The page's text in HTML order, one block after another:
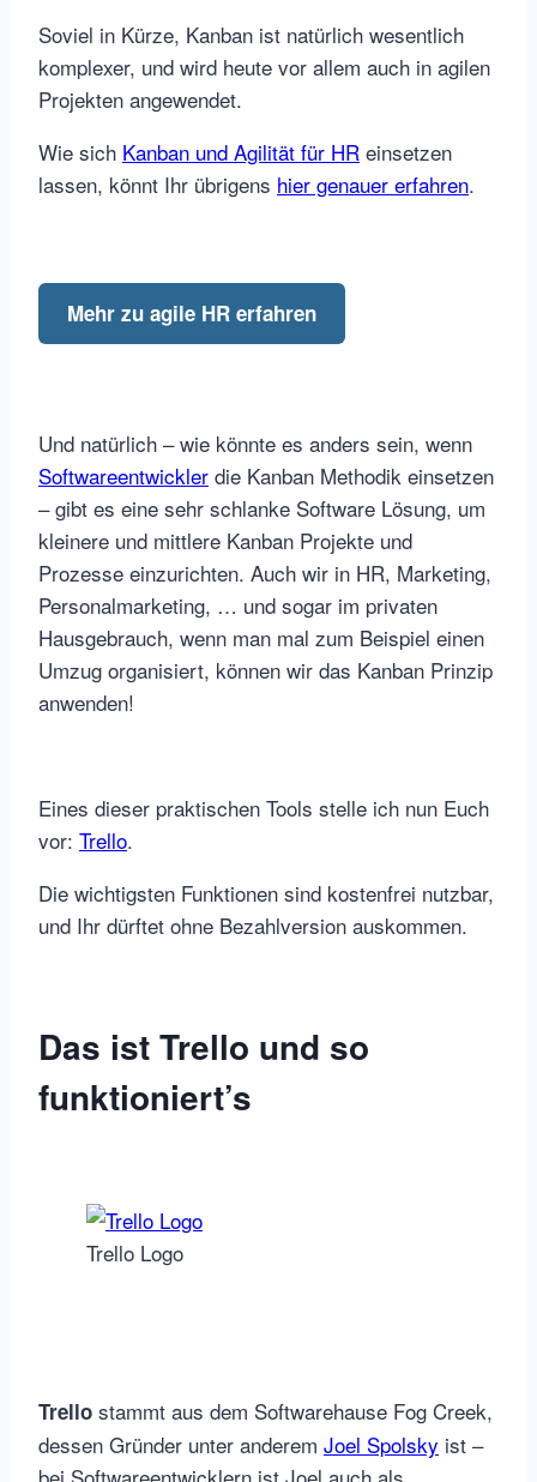
Soviel in Kürze, Kanban ist natürlich wesentlich
komplexer, und wird heute vor allem auch in agilen
Projekten angewendet.
Wie sich Kanban und Agilität für HR einsetzen
lassen, könnt Ihr übrigens hier genauer erfahren.
Mehr zu agile HR erfahren
Und natürlich – wie könnte es anders sein, wenn
Softwareentwickler die Kanban Methodik einsetzen
– gibt es eine sehr schlanke Software Lösung, um
kleinere und mittlere Kanban Projekte und
Prozesse einzurichten. Auch wir in HR, Marketing,
Personalmarketing, … und sogar im privaten
Hausgebrauch, wenn man mal zum Beispiel einen
Umzug organisiert, können wir das Kanban Prinzip
anwenden!
Eines dieser praktischen Tools stelle ich nun Euch
vor: Trello.
Die wichtigsten Funktionen sind kostenfrei nutzbar,
und Ihr dürftet ohne Bezahlversion auskommen.
Das ist Trello und so
funktioniert’s
Trello Logo
Trello stammt aus dem Softwarehause Fog Creek,
dessen Gründer unter anderem Joel Spolsky ist –